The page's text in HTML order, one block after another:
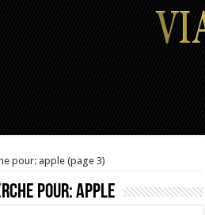
pour: apple (page 3)
pour:apple